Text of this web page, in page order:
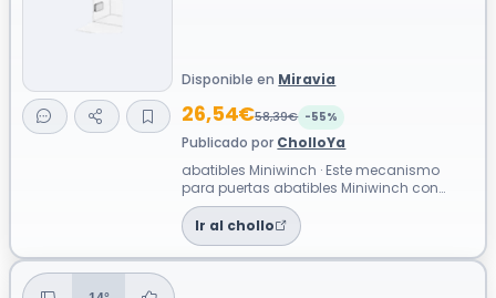
Disponible en Miravia
26,54€58,39€ -55%
Publicado por CholloYa
abatibles Miniwinch · Este mecanismo
para puertas abatibles Miniwinch con
tapa está diseñado para controlar el
movimi...
Ir al chollo